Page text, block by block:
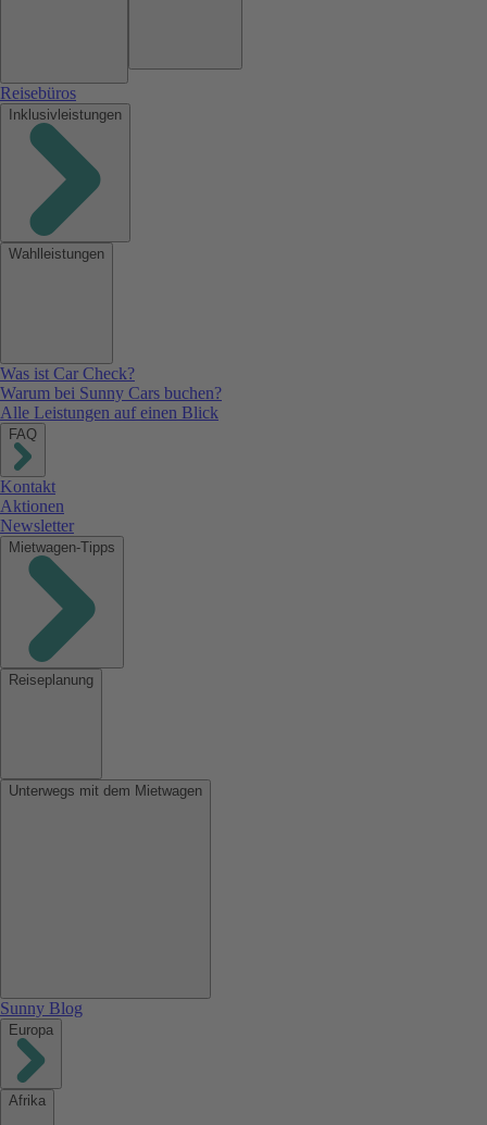
Reisebüros
Inklusivleistungen
Wahlleistungen
Was ist Car Check?
Warum bei Sunny Cars buchen?
Alle Leistungen auf einen Blick
FAQ
Kontakt
Aktionen
Newsletter
Mietwagen-Tipps
Reiseplanung
Unterwegs mit dem Mietwagen
Sunny Blog
Europa
Afrika